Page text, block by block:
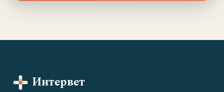
Интервет